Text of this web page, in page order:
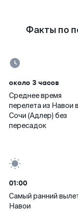
Факты по
около 3 часов
Среднее время
перелета из Навои в
Сочи (Адлер) без
пересадок
01:00
Самый ранний
Навои